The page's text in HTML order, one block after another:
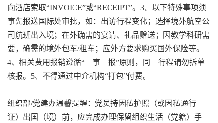
向酒店索取“INVOICE”或“RECEIPT”。3、以下特殊事项须
事先报送国际处审批，如：出访行程变化；选择境外航空公
司航班出入境；在外确需的宴请、礼品赠送；因教学科研需
要，确需的境外包车/租车；应外方要求购买国外保险等。
4、相关费用报销遵循“一事一报”原则，同一行程请勿拆单
核报。5、不得通过中介机构“打包”付费。
组织部/党建办温馨提醒：党员持因私护照（或因私通行
证）出国（境）前，应完成办理保留组织生活（党籍）手